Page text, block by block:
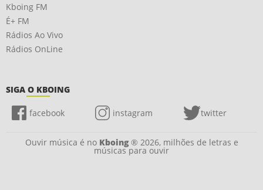
Kboing FM
É+ FM
Rádios Ao Vivo
Rádios OnLine
SIGA O KBOING
facebook instagram twitter
Ouvir música é no Kboing® 2026, milhões de letras e
músicas para ouvir